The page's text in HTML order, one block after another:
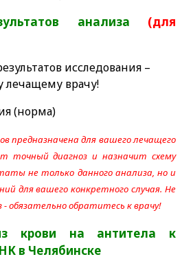
анализа (для
исследования –
лечащему врачу!
(норма)
предназначена для вашего лечащего
точный диагноз и назначит схему
не только данного анализа, но и
для вашего конкретного случая. Не
обязательно обратитесь к врачу!
крови на антитела к
в Челябинске